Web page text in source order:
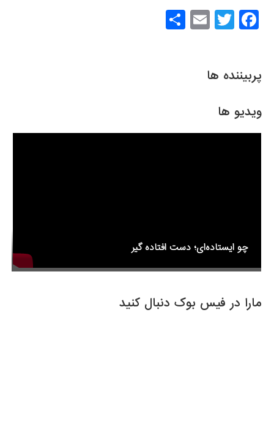
پربیننده ها
ویدیو ها
چو ایستاده‌ای؛ دست افتاده گیر
مارا در فیس بوک دنبال کنید
F
a
e
o
o
T
wi
er
E
m